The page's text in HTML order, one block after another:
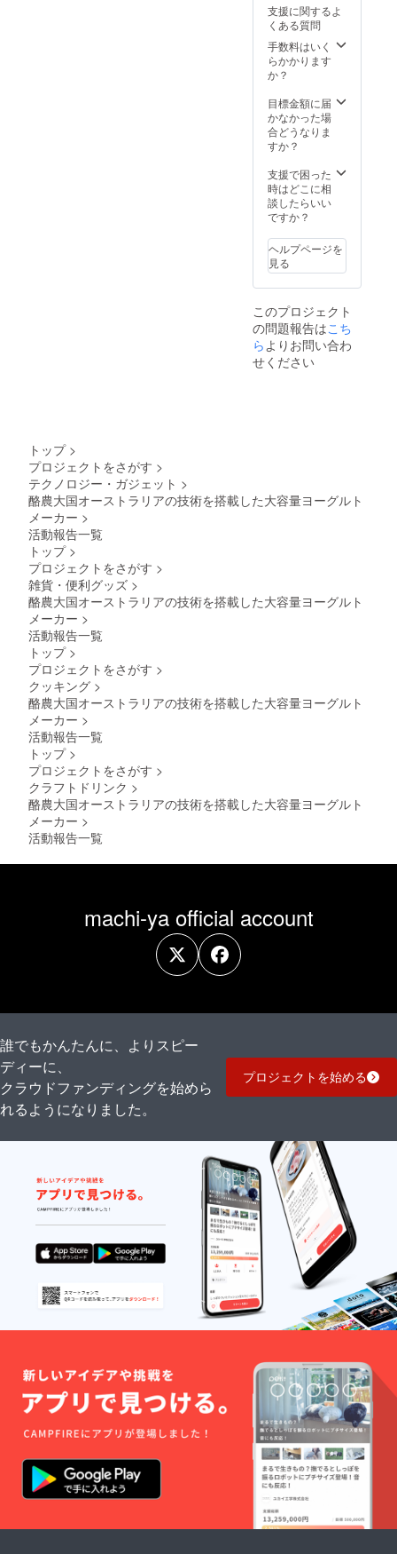
とする
ため分
離する
ことが
ありま
題はあ
りませ
ん。夏
保管す
ること
をおす
すめし
ます。
※本種類
は、冷
蔵庫で
保存く
ださ
い。
・種菌
個数：5
個 ・は
ちみつ
個数：5
訳済み
のヨー
グルト
レシピ
※種菌は
1個
6g（3g
×2包）
り返し
6Lの
ヨーグ
ルトを
能です
※はちみ
つは1個
80gで紅
茶の
明書を
よくお
ンは変
更にな
パッ
ケージ
加物等
の食品
ラベル
す。 ※
商品開
に貼付
ご確認
くださ
つは保
存方法
高温を
さけ、
常温で
保存し
てくだ
さい。
※気温が
上昇す
ると、
蜂蜜が
液状に
戻ろう
離する
ことが
ありま
すが品
質に問
題はあ
りませ
ん。夏
場は冷
ること
支援に関するよ
くある質問
手数料はいく
らかかります
か？
目標金額に届
かなかった場
合どうなりま
すか？
支援で困った
時はどこに相
談したらいい
ですか？
ヘルプページを
見る
このプロジェクト
の問題報告はこち
ら よりお問い合わ
せください
トップ >
プロジェクトをさがす >
テクノロジー・ガジェット >
酪農大国オーストラリアの技術を搭載した大容量ヨーグルト
メーカー >
活動報告一覧
トップ >
プロジェクトをさがす >
雑貨・便利グッズ >
酪農大国オーストラリアの技術を搭載した大容量ヨーグルト
メーカー >
活動報告一覧
トップ >
プロジェクトをさがす >
クッキング >
酪農大国オーストラリアの技術を搭載した大容量ヨーグルト
メーカー >
活動報告一覧
トップ >
プロジェクトをさがす >
クラフトドリンク >
酪農大国オーストラリアの技術を搭載した大容量ヨーグルト
メーカー >
活動報告一覧
machi-ya official account
誰でもかんたんに、よりスピー
ディーに、
クラウドファンディングを始めら
れるようになりました。
プロジェクトを始める